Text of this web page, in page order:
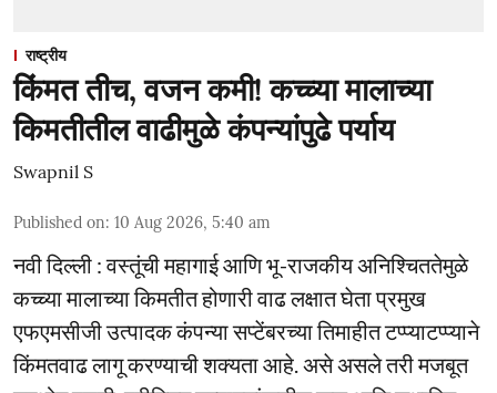
राष्ट्रीय
किंमत तीच, वजन कमी! कच्च्या मालाच्या
किमतीतील वाढीमुळे कंपन्यांपुढे पर्याय
Swapnil S
Published on: 10 Aug 2026, 5:40 am
नवी दिल्ली : वस्तूंची महागाई आणि भू-राजकीय अनिश्चिततेमुळे
कच्च्या मालाच्या किमतीत होणारी वाढ लक्षात घेता प्रमुख
एफएमसीजी उत्पादक कंपन्या सप्टेंबरच्या तिमाहीत टप्प्याटप्प्याने
किंमतवाढ लागू करण्याची शक्यता आहे. असे असले तरी मजबूत